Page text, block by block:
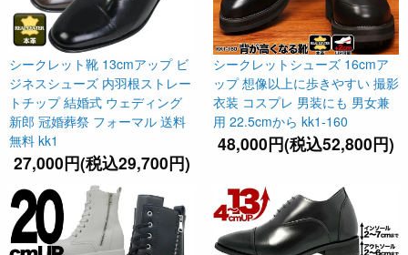
シークレット靴 13cmアップ ビ
ジネスシューズ 内羽根ストレー
トチップ 結婚式 ウェディング
新郎 冠婚葬祭 フォーマル 送料
無料 kk1
27,000円(税込29,700円)
シークレットシューズ 16cmア
ップ 想像以上に歩きやすい 撮影
衣装 コスプレ 男装にも 男女兼
用 22.5cmから kk1-160
48,000円(税込52,800円)